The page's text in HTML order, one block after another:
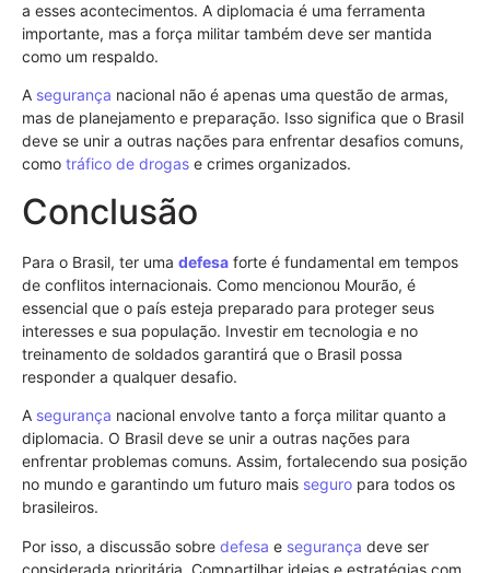
a esses acontecimentos. A diplomacia é uma ferramenta
importante, mas a força militar também deve ser mantida
como um respaldo.
A segurança nacional não é apenas uma questão de armas,
mas de planejamento e preparação. Isso significa que o Brasil
deve se unir a outras nações para enfrentar desafios comuns,
como tráfico de drogas e crimes organizados.
Conclusão
Para o Brasil, ter uma defesa forte é fundamental em tempos
de conflitos internacionais. Como mencionou Mourão, é
essencial que o país esteja preparado para proteger seus
interesses e sua população. Investir em tecnologia e no
treinamento de soldados garantirá que o Brasil possa
responder a qualquer desafio.
A segurança nacional envolve tanto a força militar quanto a
diplomacia. O Brasil deve se unir a outras nações para
enfrentar problemas comuns. Assim, fortalecendo sua posição
no mundo e garantindo um futuro mais seguro para todos os
brasileiros.
Por isso, a discussão sobre defesa e segurança deve ser
considerada prioritária. Compartilhar ideias e estratégias com